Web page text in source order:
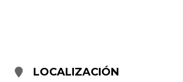
LOCALIZACIÓN